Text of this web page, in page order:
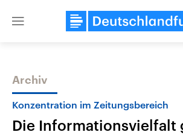
Close
Themen
Archiv
Konzentration im Zeitungsbereich
Die Informationsvielfalt